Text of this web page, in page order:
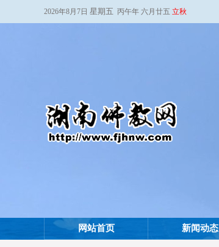
2026年8月7日 星期五 丙午年 六月廿五 立秋
网站首页 新闻动态